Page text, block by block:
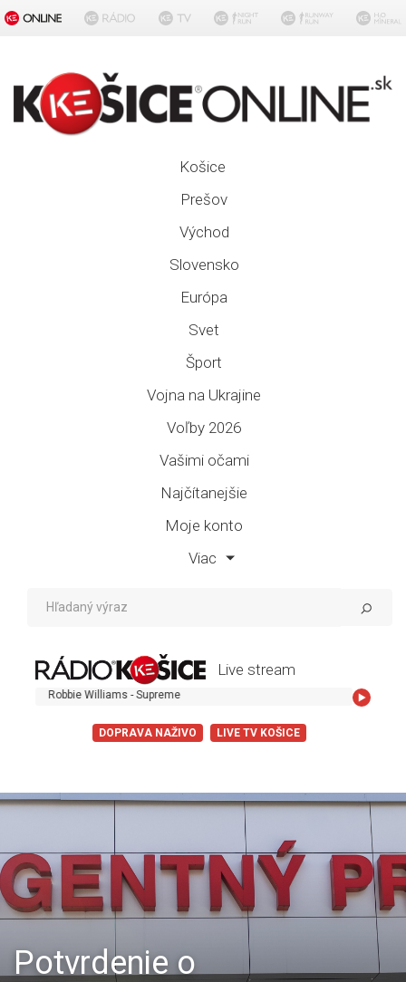
Košice
Prešov
Východ
Slovensko
Európa
Svet
Šport
Vojna na Ukrajine
Voľby 2026
Vašimi očami
Najčítanejšie
Moje konto
Viac
Live stream
Robbie Williams - Supreme
DOPRAVA NAŽIVO LIVE TV KOŠICE
Potvrdenie o